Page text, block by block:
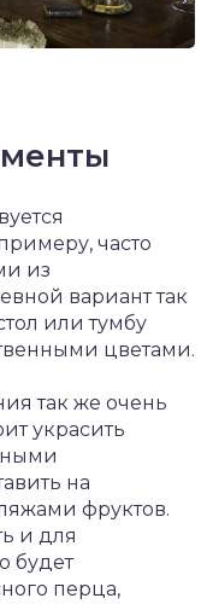
часто
из
вариант так
или тумбу
цветами.
так же очень
украсить
на
фруктов.
и для
будет
перца,